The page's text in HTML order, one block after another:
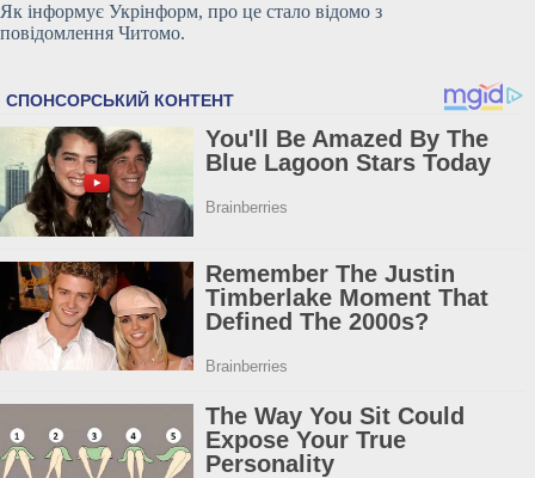
Як інформує Укрінформ, про це стало відомо з
повідомлення Читомо.